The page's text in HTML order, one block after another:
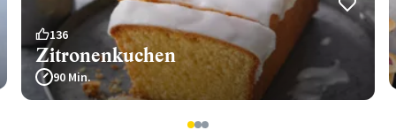
136
Zitronenkuchen
90 Min.
123